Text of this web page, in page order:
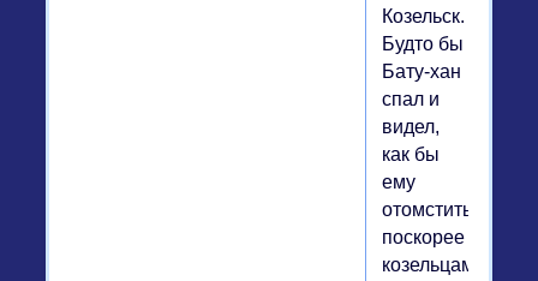
Козельск.
Будто бы
Бату-хан
спал и
видел,
как бы
ему
отомстить
поскорее
козельцам